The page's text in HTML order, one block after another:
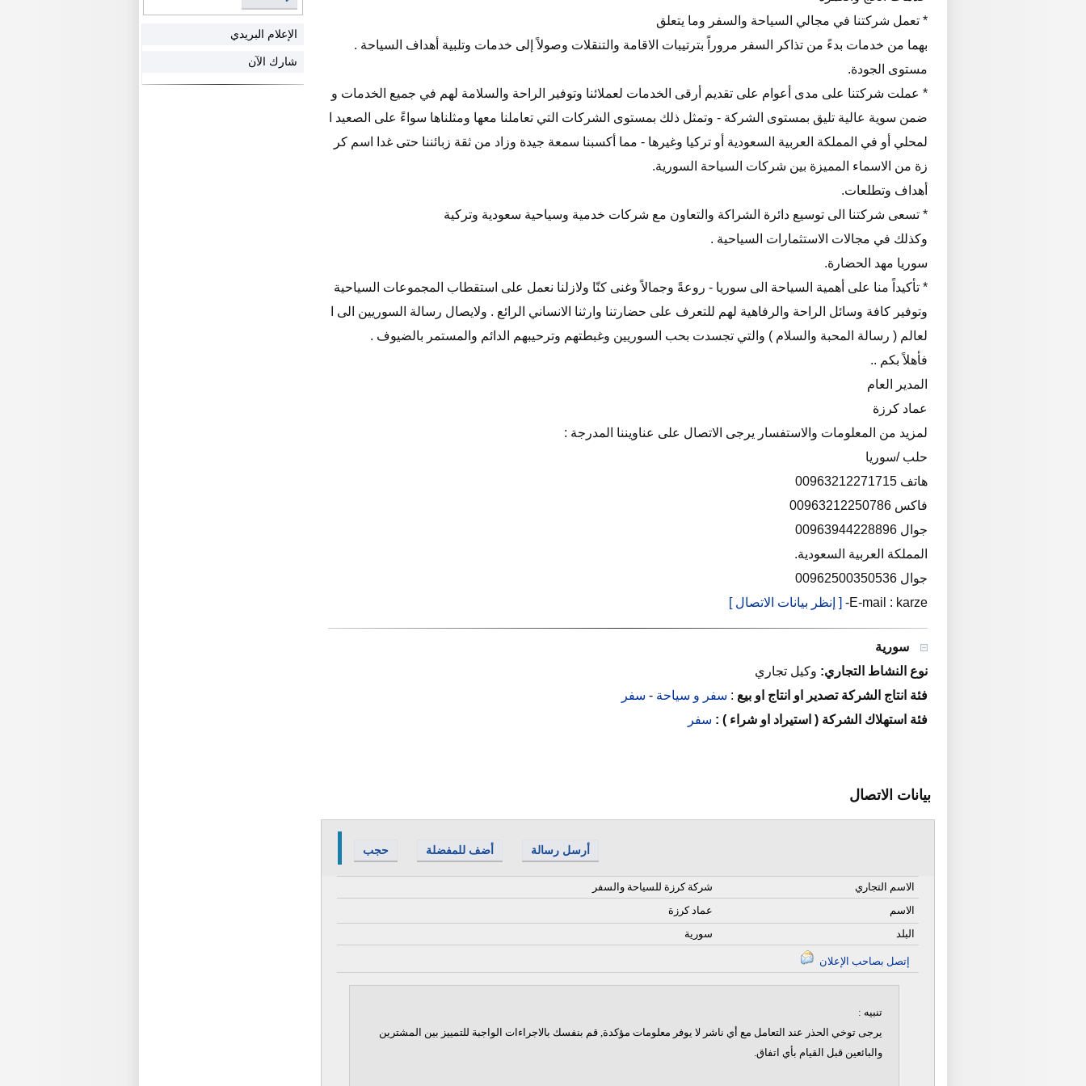
* تعمل شركتنا في مجالي السياحة والسفر وما يتعلق
بهما من خدمات بدءً من تذاكر السفر مروراً بترتيبات الاقامة والتنقلات وصولاً إلى خدمات وتلبية أهداف السياحة .
مستوى الجودة.
* عملت شركتنا على مدى أعوام على تقديم أرقى الخدمات لعملائنا وتوفير الراحة والسلامة لهم في جميع الخدمات و
ضمن سوية عالية تليق بمستوى الشركة - وتمثل ذلك بمستوى الشركات التي تعاملنا معها ومثلناها سواءً على الصعيد ا
لمحلي أو في المملكة العربية السعودية أو تركيا وغيرها - مما أكسبنا سمعة جيدة وزاد من ثقة زبائننا حتى غدا اسم كر
زة من الاسماء المميزة بين شركات السياحة السورية.
أهداف وتطلعات.
* تسعى شركتنا الى توسيع دائرة الشراكة والتعاون مع شركات خدمية وسياحية سعودية وتركية
وكذلك في مجالات الاستثمارات السياحية .
سوريا مهد الحضارة.
* تأكيداً منا على أهمية السياحة الى سوريا - روعةً وجمالاً وغنى كنّا ولازلنا نعمل على استقطاب المجموعات السياحية
وتوفير كافة وسائل الراحة والرفاهية لهم للتعرف على حضارتنا وارثنا الانساني الرائع . ولايصال رسالة السوريين الى ا
لعالم ( رسالة المحبة والسلام ) والتي تجسدت بحب السوريين وغبطتهم وترحيبهم الدائم والمستمر بالضيوف .
فأهلاً بكم ..
المدير العام
عماد كرزة
لمزيد من المعلومات والاستفسار يرجى الاتصال على عناويننا المدرجة :
حلب /سوريا
هاتف 00963212271715
فاكس 00963212250786
جوال 00963944228896
المملكة العربية السعودية.
جوال 00962500350536
E-mail : karze- [ إنظر بيانات الاتصال ]
سورية
نوع النشاط التجاري: وكيل تجاري
فئة انتاج الشركة تصدير او انتاج او بيع : سفر و سياحة - سفر
فئة استهلاك الشركة ( استيراد او شراء ) : سفر
بيانات الاتصال
حجب أضف للمفضلة أرسل رسالة
شركة كرزة للسياحة والسفر
الاسم التجاري
عماد كرزة
الاسم
سورية
البلد
تنبيه :
يرجى توخي الحذر عند التعامل مع أي ناشر لا يوفر معلومات مؤكدة, قم بنفسك بالاجراءات الواجبة للتمييز بين المشترين
والبائعين قبل القيام بأي اتفاق.
الإعلام البريدي
شارك الآن